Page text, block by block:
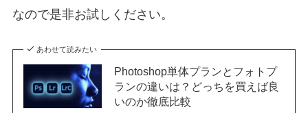
なので是非お試しください。
あわせて読みたい
Photoshop単体プランとフォトプ
ランの違いは？どっちを買えば良
いのか徹底比較